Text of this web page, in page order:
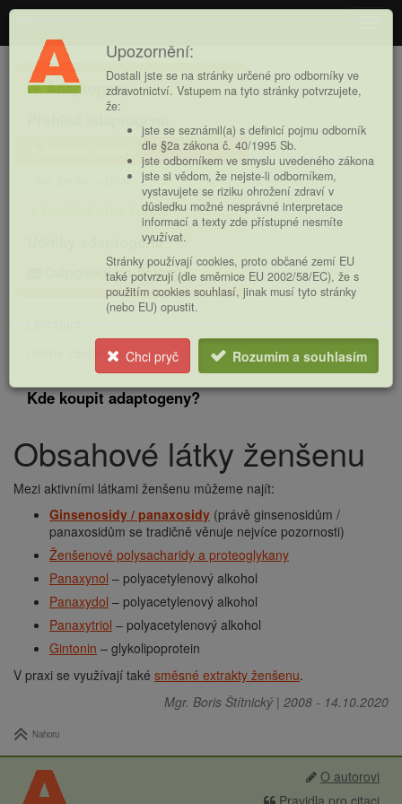
Adaptogeny
Hlavní
nabídkaAdaptogeny
Jak ženšen užívat
Lesklokorka lesklá
Účinky adaptogenů
Odpovědi na dotazy
Literatura
Kde koupit adaptogeny?
Drobečková
navigace
Obsahové látky ženšenu
Mezi aktivními látkami ženšenu můžeme najít:
Ginsenosidy / panaxosidy (právě ginsenosidům /
panaxosidům se tradičně věnuje nejvíce pozornosti)
Ženšenové polysacharidy a proteoglykany
Panaxynol – polyacetylenový alkohol
Panaxydol – polyacetylenový alkohol
Panaxytriol – polyacetylenový alkohol
Gintonin – glykolipoprotein
V praxi se využívají také směsné extrakty ženšenu.
Mgr. Boris Štítnický | 2008 - 14.10.2020
Nahoru
O autorovi
Pravidla pro citaci
Upozornění:
Dostali jste se na stránky určené pro odborníky ve
zdravotnictví. Vstupem na tyto stránky potvrzujete,
že:
jste se seznámil(a) s definicí pojmu odborník
dle §2a zákona č. 40/1995 Sb.
jste odborníkem ve smyslu uvedeného zákona
jste si vědom, že nejste-li odborníkem,
vystavujete se riziku ohrožení zdraví v
důsledku možné nesprávné interpretace
informací a texty zde přístupné nesmíte
využívat.
Stránky používají cookies, proto občané zemí EU
také potvrzují (dle směrnice EU 2002/58/EC), že s
použitím cookies souhlasí, jinak musí tyto stránky
(nebo EU) opustit.
Chci pryč Rozumím a souhlasím